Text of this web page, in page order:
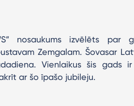
nosaukums izvēlēts
Zemgalam. Šovasar
Vienlaikus šis gads
ar šo īpašo jubileju.